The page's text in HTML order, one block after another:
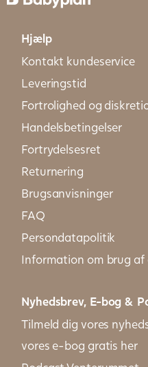
Hjælp
Kontakt kundeservice
Leveringstid
Fortrolighed og
Handelsbetingelser
Fortrydelsesret
Returnering
Brugsanvisninger
FAQ
Persondatapolitik
Information om brug af
Nyhedsbrev, E-bog &
Tilmeld dig vores
vores e-bog gratis her